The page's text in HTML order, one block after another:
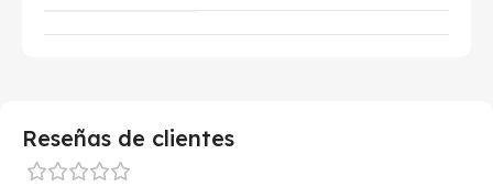
Reseñas de clientes